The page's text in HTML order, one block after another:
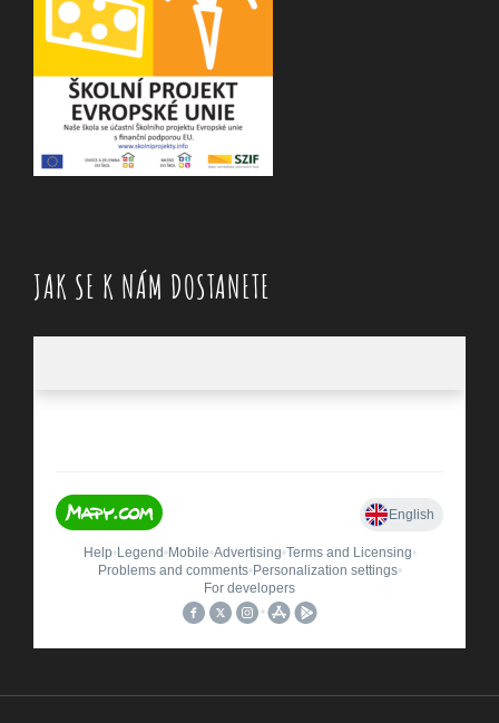
JAK SE K NÁM DOSTANETE